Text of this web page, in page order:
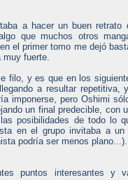
a hacer un buen
que muchos otros
el primer tomo me dejó
fuerte.
filo, y es que en los
a resultar
imponerse, pero Oshimi
un final predecible, con
posibilidades de todo lo
en el grupo invitaba a
podría ser menos plano...).
puntos interesantes y